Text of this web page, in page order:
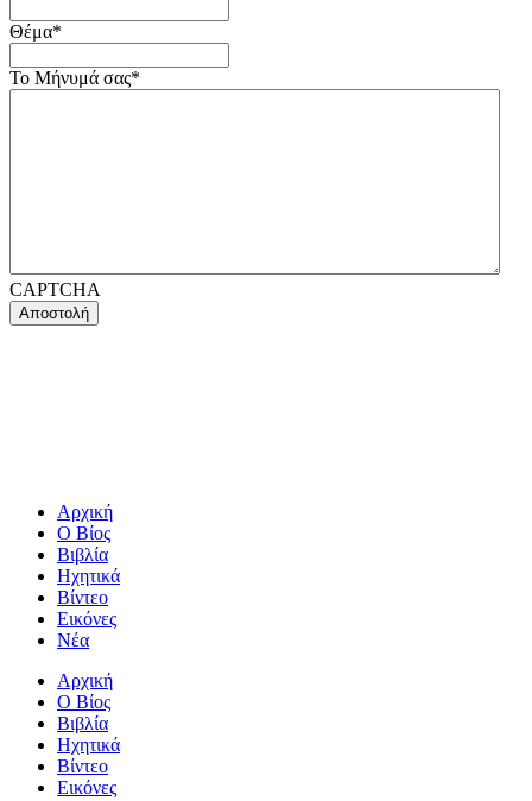
Θέμα*
Το Μήνυμά σας*
CAPTCHA
Αρχική
Ο Βίος
Βιβλία
Ηχητικά
Βίντεο
Εικόνες
Νέα
Αρχική
Ο Βίος
Βιβλία
Ηχητικά
Βίντεο
Εικόνες